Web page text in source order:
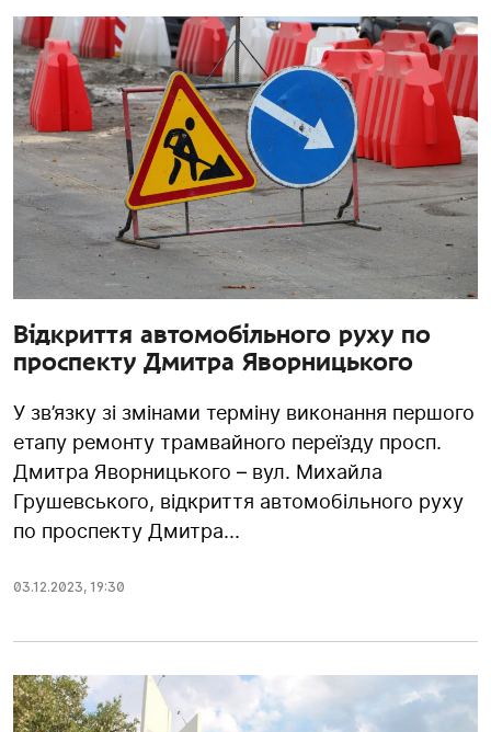
Відкриття автомобільного руху по
проспекту Дмитра Яворницького
У зв’язку зі змінами терміну виконання першого
етапу ремонту трамвайного переїзду просп.
Дмитра Яворницького – вул. Михайла
Грушевського, відкриття автомобільного руху
по проспекту Дмитра...
03.12.2023, 19:30